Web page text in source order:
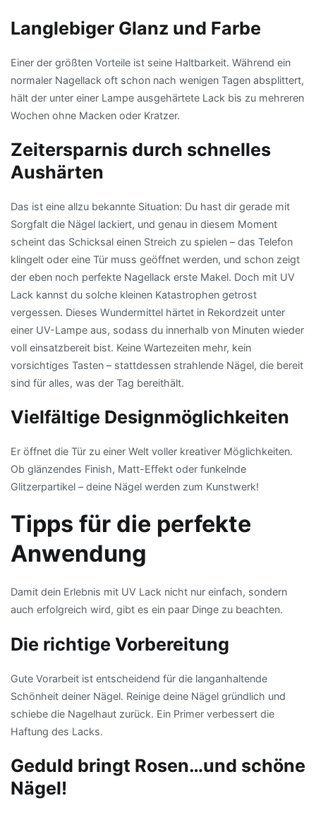
Langlebiger Glanz und Farbe
Einer der größten Vorteile ist seine Haltbarkeit. Während ein
normaler Nagellack oft schon nach wenigen Tagen absplittert,
hält der unter einer Lampe ausgehärtete Lack bis zu mehreren
Wochen ohne Macken oder Kratzer.
Zeitersparnis durch schnelles
Aushärten
Das ist eine allzu bekannte Situation: Du hast dir gerade mit
Sorgfalt die Nägel lackiert, und genau in diesem Moment
scheint das Schicksal einen Streich zu spielen – das Telefon
klingelt oder eine Tür muss geöffnet werden, und schon zeigt
der eben noch perfekte Nagellack erste Makel. Doch mit UV
Lack kannst du solche kleinen Katastrophen getrost
vergessen. Dieses Wundermittel härtet in Rekordzeit unter
einer UV-Lampe aus, sodass du innerhalb von Minuten wieder
voll einsatzbereit bist. Keine Wartezeiten mehr, kein
vorsichtiges Tasten – stattdessen strahlende Nägel, die bereit
sind für alles, was der Tag bereithält.
Vielfältige Designmöglichkeiten
Er öffnet die Tür zu einer Welt voller kreativer Möglichkeiten.
Ob glänzendes Finish, Matt-Effekt oder funkelnde
Glitzerpartikel – deine Nägel werden zum Kunstwerk!
Tipps für die perfekte
Anwendung
Damit dein Erlebnis mit UV Lack nicht nur einfach, sondern
auch erfolgreich wird, gibt es ein paar Dinge zu beachten.
Die richtige Vorbereitung
Gute Vorarbeit ist entscheidend für die langanhaltende
Schönheit deiner Nägel. Reinige deine Nägel gründlich und
schiebe die Nagelhaut zurück. Ein Primer verbessert die
Haftung des Lacks.
Geduld bringt Rosen…und schöne
Nägel!